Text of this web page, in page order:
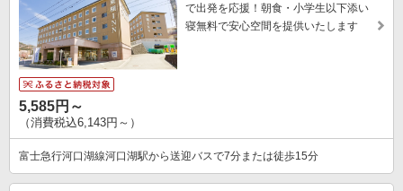
で出発を応援！朝食・小学生以下添い
寝無料で安心空間を提供いたします
5,585円～
（消費税込6,143円～）
富士急行河口湖線河口湖駅から送迎バスで7分または徒歩15分